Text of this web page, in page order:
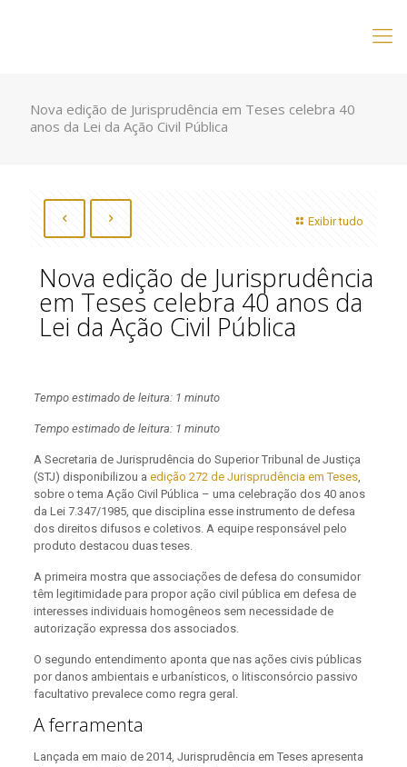
Nova edição de Jurisprudência em Teses celebra 40
anos da Lei da Ação Civil Pública
Exibir tudo
Nova edição de Jurisprudência
em Teses celebra 40 anos da
Lei da Ação Civil Pública
Tempo estimado de leitura: 1 minuto
Tempo estimado de leitura: 1 minuto
A Secretaria de Jurisprudência do Superior Tribunal de Justiça
(STJ) disponibilizou a edição 272 de Jurisprudência em Teses,
sobre o tema Ação Civil Pública – uma celebração dos 40 anos
da Lei 7.347/1985, que disciplina esse instrumento de defesa
dos direitos difusos e coletivos. A equipe responsável pelo
produto destacou duas teses.
A primeira mostra que associações de defesa do consumidor
têm legitimidade para propor ação civil pública em defesa de
interesses individuais homogêneos sem necessidade de
autorização expressa dos associados.
O segundo entendimento aponta que nas ações civis públicas
por danos ambientais e urbanísticos, o litisconsórcio passivo
facultativo prevalece como regra geral.
A ferramenta
Lançada em maio de 2014, Jurisprudência em Teses apresenta